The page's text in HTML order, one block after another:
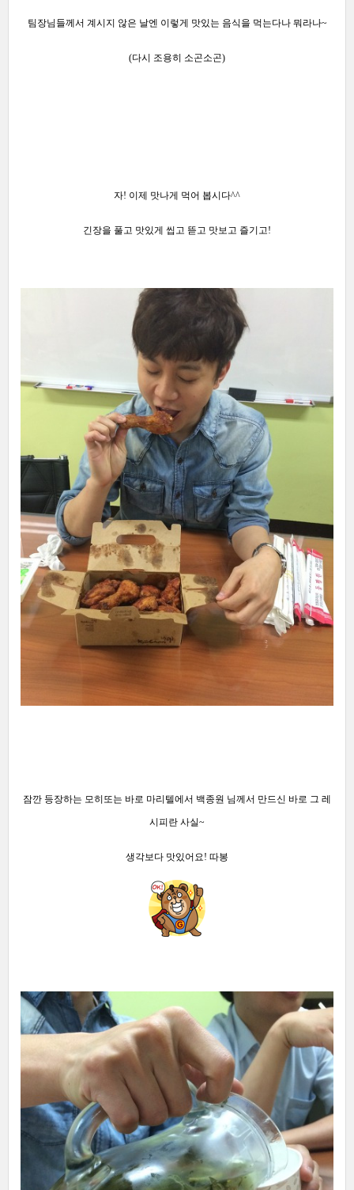
팀장님들께서 계시지 않은 날엔 이렇게 맛있는 음식을 먹는다나 뭐라나~
(다시 조용히 소곤소곤)
자! 이제 맛나게 먹어 봅시다^^
긴장을 풀고 맛있게 씹고 뜯고 맛보고 즐기고!
잠깐 등장하는 모히또는 바로 마리텔에서 백종원 님께서 만드신 바로 그 레
시피란 사실~
생각보다 맛있어요! 따봉